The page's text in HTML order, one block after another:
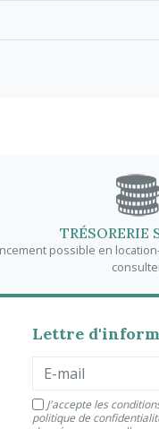
TRÉSORERIE
possible en
Lettre
J'accepte les
politique de